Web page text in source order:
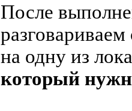
После
на одну из
который